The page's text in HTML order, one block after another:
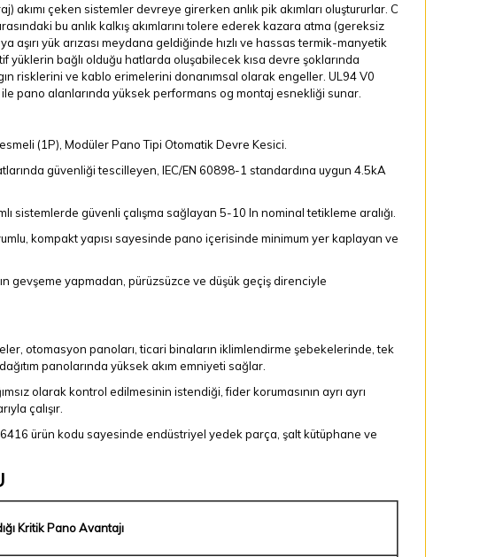
akımı çeken sistemler devreye girerken anlık pik akımları oluştururlar. C
bu anlık kalkış akımlarını tolere ederek kazara atma (gereksiz
yük arızası meydana geldiğinde hızlı ve hassas termik-manyetik
bağlı olduğu hatlarda oluşabilecek kısa devre şoklarında
risklerini ve kablo erimelerini donanımsal olarak engeller. UL94 V0
ile pano alanlarında yüksek performans og montaj esnekliği sunar.
(1P), Modüler Pano Tipi Otomatik Devre Kesici.
güvenliği tescilleyen, IEC/EN 60898-1 standardına uygun 4.5kA
sistemlerde güvenli çalışma sağlayan 5-10 In nominal tetikleme aralığı.
kompakt yapısı sayesinde pano içerisinde minimum yer kaplayan ve
gevşeme yapmadan, pürüzsüzce ve düşük geçiş direnciyle
otomasyon panoları, ticari binaların iklimlendirme şebekelerinde, tek
panolarında yüksek akım emniyeti sağlar.
olarak kontrol edilmesinin istendiği, fider korumasının ayrı ayrı
çalışır.
ürün kodu sayesinde endüstriyel yedek parça, şalt kütüphane ve
Kritik Pano Avantajı